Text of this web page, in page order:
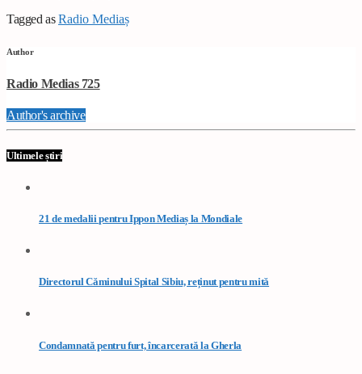
Tagged asRadio Mediaș
Author
Radio Medias 725
Author's archive
Ultimele știri
21 de medalii pentru Ippon Mediaș la Mondiale
Directorul Căminului Spital Sibiu, reținut pentru mită
Condamnată pentru furt, încarcerată la Gherla